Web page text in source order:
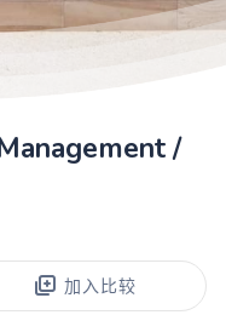
/
加入比较